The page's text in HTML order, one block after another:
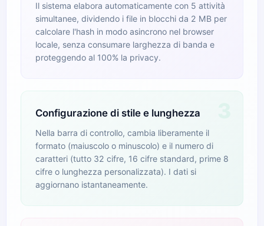
Il sistema elabora automaticamente con 5 attività
simultanee, dividendo i file in blocchi da 2 MB per
calcolare l'hash in modo asincrono nel browser
locale, senza consumare larghezza di banda e
proteggendo al 100% la privacy.
Configurazione di stile e lunghezza
Nella barra di controllo, cambia liberamente il
formato (maiuscolo o minuscolo) e il numero di
caratteri (tutto 32 cifre, 16 cifre standard, prime 8
cifre o lunghezza personalizzata). I dati si
aggiornano istantaneamente.